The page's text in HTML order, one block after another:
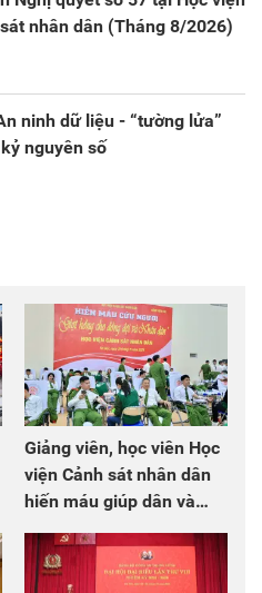
nhân dân (Tháng 8/2026)
ninh dữ liệu - “tường lửa”
nguyên số
Giảng viên, học viên Học
viện Cảnh sát nhân dân
hiến máu giúp dân và
đồng đội